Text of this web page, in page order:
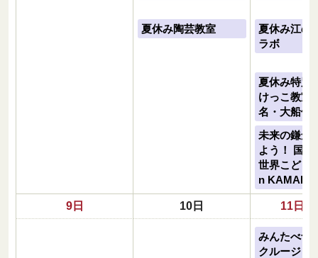
夏休み陶芸教室
夏休み江の
ラボ
夏休み特別
けっこ教室
名・大船体
未来の鎌倉
よう！ 国連
世界こども
n
9日 10日 11日
みんたべ食
クルージョ